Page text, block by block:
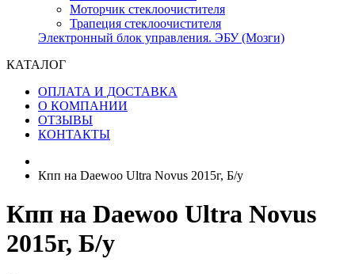
Моторчик стеклоочистителя
Трапеция стеклоочистителя
Электронный блок управления. ЭБУ (Мозги)
КАТАЛОГ
ОПЛАТА И ДОСТАВКА
О КОМПАНИИ
ОТЗЫВЫ
КОНТАКТЫ
Кпп на Daewoo Ultra Novus 2015г, Б/у
Кпп на Daewoo Ultra Novus
2015г, Б/у